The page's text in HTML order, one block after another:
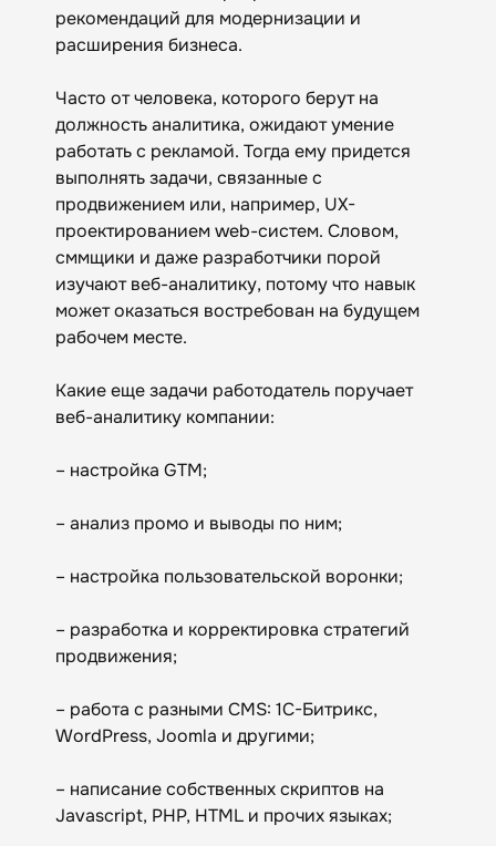
рекомендаций для модернизации и
расширения бизнеса.
Часто от человека, которого берут на
должность аналитика, ожидают умение
работать с рекламой. Тогда ему придется
выполнять задачи, связанные с
продвижением или, например, UX-
проектированием web-систем. Словом,
сммщики и даже разработчики порой
изучают веб-аналитику, потому что навык
может оказаться востребован на будущем
рабочем месте.
Какие еще задачи работодатель поручает
веб-аналитику компании:
– настройка GTM;
– анализ промо и выводы по ним;
– настройка пользовательской воронки;
– разработка и корректировка стратегий
продвижения;
– работа с разными CMS: 1C-Битрикс,
WordPress, Joomla и другими;
– написание собственных скриптов на
Javascript, PHP, HTML и прочих языках;